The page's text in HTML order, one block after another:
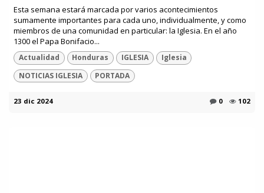
Esta semana estará marcada por varios acontecimientos
sumamente importantes para cada uno, individualmente, y como
miembros de una comunidad en particular: la Iglesia. En el año
1300 el Papa Bonifacio...
Actualidad Honduras IGLESIA
Iglesia
NOTICIAS IGLESIA
PORTADA
23 dic 2024 0 102